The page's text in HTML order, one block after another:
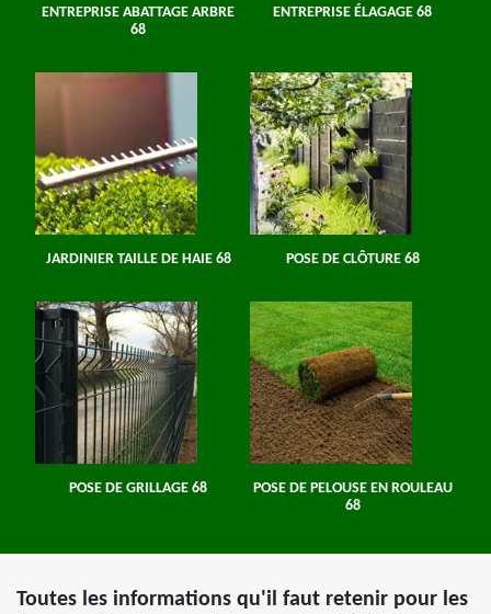
ENTREPRISE ABATTAGE ARBRE
68
ENTREPRISE ÉLAGAGE 68
JARDINIER TAILLE DE HAIE 68 POSE DE CLÔTURE 68
POSE DE GRILLAGE 68
POSE DE PELOUSE EN ROULEAU
68
Toutes les informations qu'il faut retenir pour les